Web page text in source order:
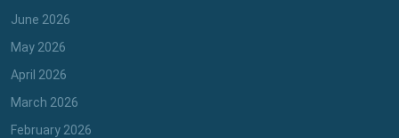
June 2026
May 2026
April 2026
March 2026
February 2026